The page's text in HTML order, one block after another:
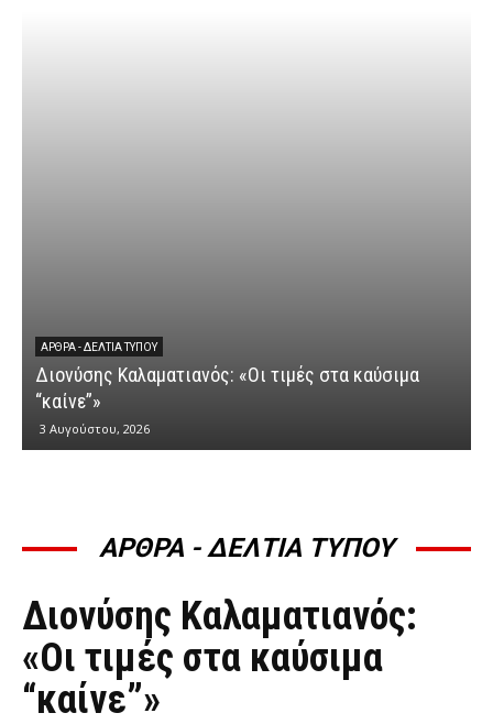
ΆΡΘΡΑ - ΔΕΛΤΊΑ ΤΎΠΟΥ
Διονύσης Καλαματιανός: «Οι τιμές στα καύσιμα
“καίνε”»
3 Αυγούστου, 2026
ΑΡΘΡΑ - ΔΕΛΤΙΑ ΤΥΠΟΥ
ΆΡΘΡΑ - ΔΕΛΤΊΑ ΤΎΠΟΥ
Διονύσης Καλαματιανός:
«Οι τιμές στα καύσιμα
“καίνε”»